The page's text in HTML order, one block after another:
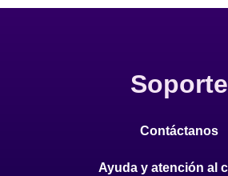
Soporte
Contáctanos
Ayuda y atención al